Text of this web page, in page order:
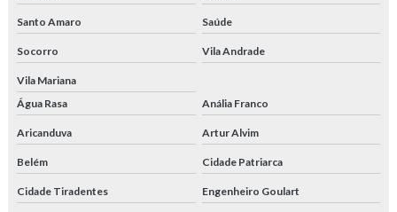
Santo Amaro Saúde
Socorro Vila Andrade
Vila Mariana
Água Rasa
Anália Franco
Aricanduva Artur Alvim
Belém Cidade Patriarca
Cidade Tiradentes Engenheiro Goulart